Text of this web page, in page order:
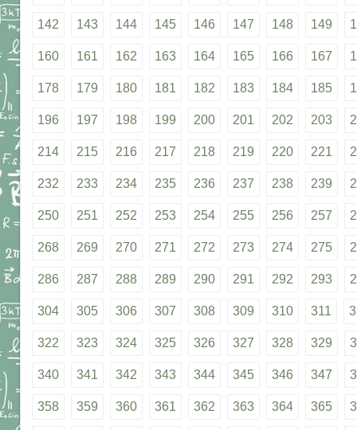
142 143 144 145 146 147 148 149
160 161 162 163 164 165 166 167
178 179 180 181 182 183 184 185
196 197 198 199 200 201 202 203
214 215 216 217 218 219 220 221
232 233 234 235 236 237 238 239
250 251 252 253 254 255 256 257
268 269 270 271 272 273 274 275
286 287 288 289 290 291 292 293
304 305 306 307 308 309 310 311
322 323 324 325 326 327 328 329
340 341 342 343 344 345 346 347
358 359 360 361 362 363 364 365